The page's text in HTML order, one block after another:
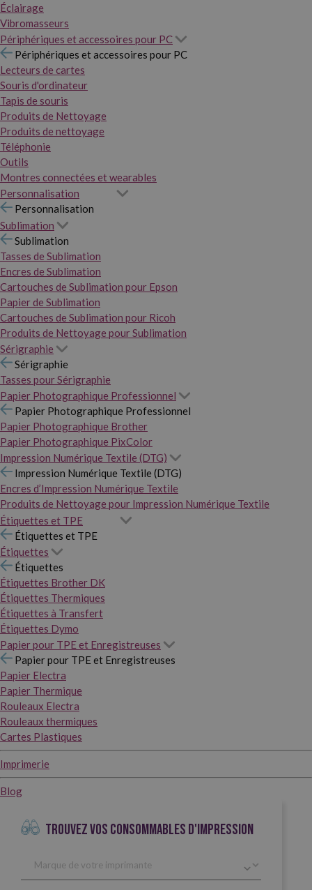
Éclairage
Vibromasseurs
Périphériques et accessoires pour PC
Périphériques et accessoires pour PC
Lecteurs de cartes
Souris d'ordinateur
Tapis de souris
Produits de Nettoyage
Produits de nettoyage
Téléphonie
Outils
Montres connectées et wearables
Personnalisation
Personnalisation
Sublimation
Sublimation
Tasses de Sublimation
Encres de Sublimation
Cartouches de Sublimation pour Epson
Papier de Sublimation
Cartouches de Sublimation pour Ricoh
Produits de Nettoyage pour Sublimation
Sérigraphie
Sérigraphie
Tasses pour Sérigraphie
Papier Photographique Professionnel
Papier Photographique Professionnel
Papier Photographique Brother
Papier Photographique PixColor
Impression Numérique Textile (DTG)
Impression Numérique Textile (DTG)
Encres d’Impression Numérique Textile
Produits de Nettoyage pour Impression Numérique Textile
Étiquettes et TPE
Étiquettes et TPE
Étiquettes
Étiquettes
Étiquettes Brother DK
Étiquettes Thermiques
Étiquettes à Transfert
Étiquettes Dymo
Papier pour TPE et Enregistreuses
Papier pour TPE et Enregistreuses
Papier Electra
Papier Thermique
Rouleaux Electra
Rouleaux thermiques
Cartes Plastiques
Imprimerie
Blog
TROUVEZ VOS CONSOMMABLES D'IMPRESSION